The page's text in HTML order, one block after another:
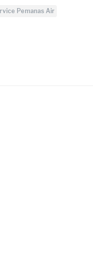
Pemanas Air